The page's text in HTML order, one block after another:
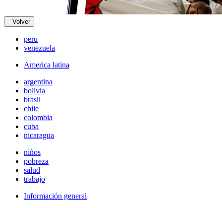
Volver
peru
venezuela
America latina
argentina
bolivia
brasil
chile
colombia
cuba
nicaragua
niños
pobreza
salud
trabajo
Información general